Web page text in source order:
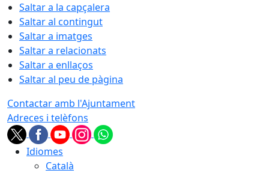
Saltar a la capçalera
Saltar al contingut
Saltar a imatges
Saltar a relacionats
Saltar a enllaços
Saltar al peu de pàgina
Contactar amb l'Ajuntament
Adreces i telèfons
Idiomes
Català